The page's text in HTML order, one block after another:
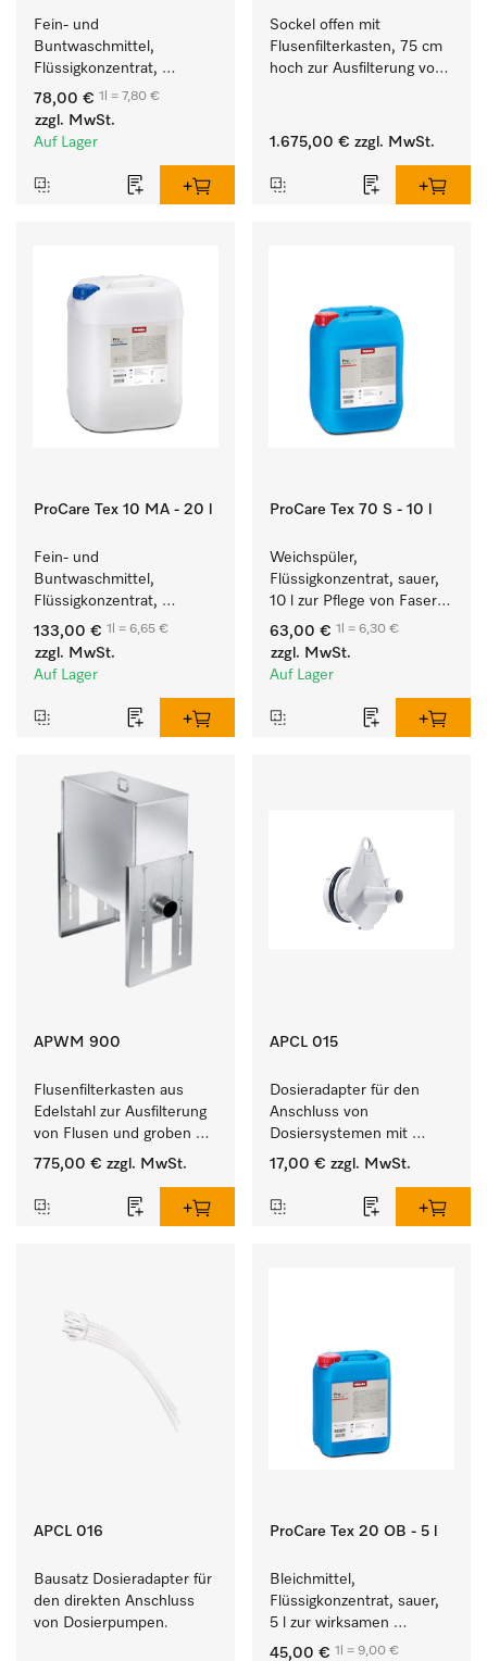
Fein- und
Buntwaschmittel,
Flüssigkonzentrat,
mildalkalisch, 10 l zur
Reinigung von
Buntwäsche und
78,00 € 1l = 7,80 €
zzgl. MwSt.
Auf Lager
Sockel offen mit
Flusenfilterkasten, 75 cm
hoch zur Ausfilterung von
1.675,00 € zzgl. MwSt.
ProCare Tex 10 MA - 20 l
Fein- und
Buntwaschmittel,
Flüssigkonzentrat,
mildalkalisch, 20 l zur
Reinigung von
Buntwäsche und
133,00 € 1l = 6,65 €
zzgl. MwSt.
Auf Lager
ProCare Tex 70 S - 10 l
Weichspüler,
Flüssigkonzentrat, sauer,
10 l zur Pflege von Fasern
für eine langfristige
Geschmeidigkeit der
Textilien.
63,00 € 1l = 6,30 €
zzgl. MwSt.
Auf Lager
APWM 900
Flusenfilterkasten aus
Edelstahl zur Ausfilterung
von Flusen und groben
Partikeln aus der Lauge.
775,00 € zzgl. MwSt.
APCL 015
Dosieradapter für den
Anschluss von
Dosiersystemen mit
Wassereinspülung.
17,00 € zzgl. MwSt.
APCL 016
Bausatz Dosieradapter für
den direkten Anschluss
von Dosierpumpen.
ProCare Tex 20 OB - 5 l
Bleichmittel,
Flüssigkonzentrat, sauer,
5 l zur wirksamen
Entfernung von
45,00 € 1l = 9,00 €